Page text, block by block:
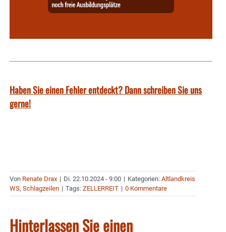
Haben Sie einen Fehler entdeckt? Dann schreiben Sie uns
gerne!
Von Renate Drax | Di. 22.10.2024 - 9:00 | Kategorien: Altlandkreis
WS, Schlagzeilen | Tags: ZELLERREIT | 0 Kommentare
Hinterlassen Sie einen